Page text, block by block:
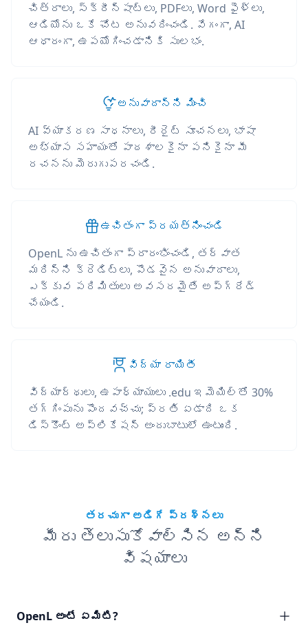
చిత్రాలు, స్క్రీన్‌షాట్‌లు, PDFలు, Word ఫైళ్లు,
ఆడియోను ఒకే చోట అనువదించండి. వేగంగా, AI
ఆధారంగా, ఉపయోగించడానికి సులభం.
అనువాదాన్ని మించి
AI వ్యాకరణ సాధనాలు, రీరైట్ సూచనలు, భాషా
అభ్యాస సహాయంతో పాఠశాలకైనా పనికైనా మీ
రచనను మెరుగుపరచండి.
ఉచితంగా ప్రయత్నించండి
OpenL ను ఉచితంగా ప్రారంభించండి, తర్వాత
మరిన్ని క్రెడిట్లు, పొడవైన అనువాదాలు,
ఎక్కువ పరిమితులు అవసరమైతే అప్‌గ్రేడ్
చేయండి.
విద్యా రాయితీ
విద్యార్థులు, ఉపాధ్యాయులు .edu ఇమెయిల్‌తో 30%
తగ్గింపును పొందవచ్చు; ప్రతి ఏడాది ఒక
డిస్కౌంట్ అప్లికేషన్ అందుబాటులో ఉంటుంది.
తరచుగా అడిగే ప్రశ్నలు
మీరు తెలుసుకోవాల్సిన అన్ని
విషయాలు
OpenL అంటే ఏమిటి?